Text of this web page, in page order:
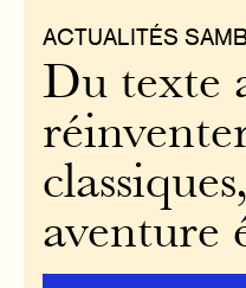
ACTUALITÉS
Du texte
aventure